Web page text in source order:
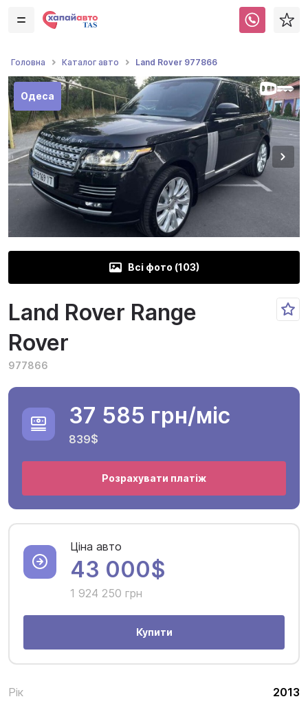
Головна Каталог авто Land Rover 977866
Одеса
Всі фото (103)
Land Rover Range
Rover
977866
Рік
2013
37 585 грн/міс
839$
Розрахувати платіж
Ціна авто
43 000$
1 924 250 грн
Купити